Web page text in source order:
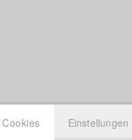
Cookies Einstellungen